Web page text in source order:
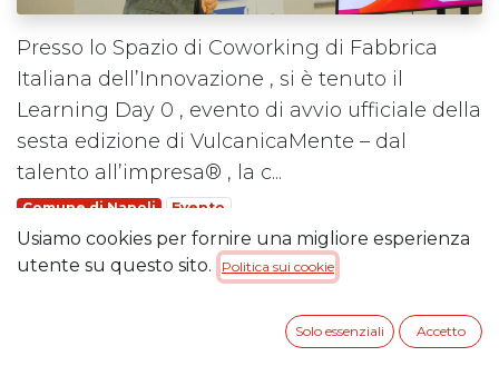
Presso lo Spazio di Coworking di Fabbrica
Italiana dell’Innovazione , si è tenuto il
Learning Day 0 , evento di avvio ufficiale della
sesta edizione di VulcanicaMente – dal
talento all’impresa® , la c...
Comune di Napoli
Evento
Fabbrica Italiana dell'Innovazione
Learning Days
Usiamo cookies per fornire una migliore esperienza
utente su questo sito.
Politica sui cookie
Solo essenziali Accetto